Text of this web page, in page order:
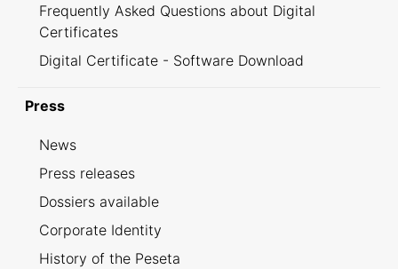
Frequently Asked Questions about Digital
Certificates
Digital Certificate - Software Download
Press
News
Press releases
Dossiers available
Corporate Identity
History of the Peseta